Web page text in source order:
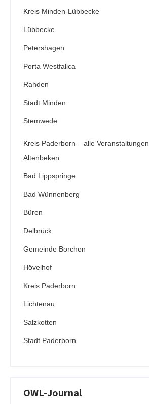
Kreis Minden-Lübbecke
Lübbecke
Petershagen
Porta Westfalica
Rahden
Stadt Minden
Stemwede
Kreis Paderborn – alle Veranstaltungen
Altenbeken
Bad Lippspringe
Bad Wünnenberg
Büren
Delbrück
Gemeinde Borchen
Hövelhof
Kreis Paderborn
Lichtenau
Salzkotten
Stadt Paderborn
OWL-Journal